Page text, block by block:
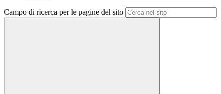
Campo di ricerca per le pagine del sito